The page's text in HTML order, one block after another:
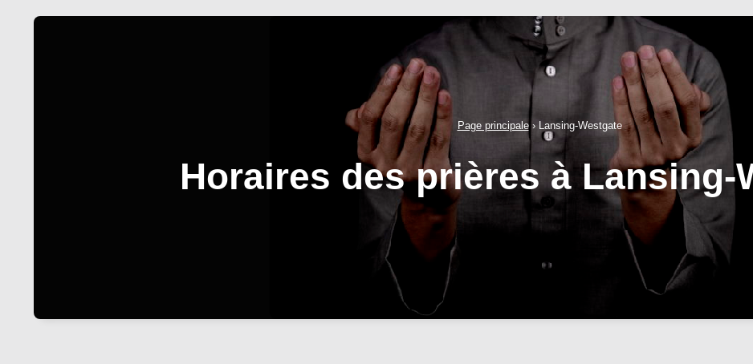
Page principale› Lansing-Westgate
Horaires des prières à Lansing-